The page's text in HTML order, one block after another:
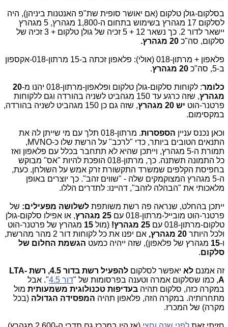
בסלקום-גולן טלקום (אם יאושר סופית שת"פ האנטנות ביניהן), היה
לסלקום 17 מגהרץ בשימוש בתחום ה-1,800 מגהרץ, 5 מגהרץ
יישאר לדור 2. כך נשאר 12 + 5 זכיה של גולן טלקום + 3 זכיה של
סלקום, סה"כ 20 מגהרץ .
פלאפון + מרתון-018 (אולי): פלאפון זכתה ב-15 מרתון-018-אקספון
ב-5, סה"כ
20 מגהרץ .
כלומר: לקוחות סלקום-גולן טלקום ופלאפון-מרתון-018 יהנו מ-
20
מגהרץ
, שזה כרגע עד 150 מגהביט לשניה בהורדה וגם ללקוחות
פרטנר-הוט יש 20 מגהרץ
, שזה גם כן 150 מגהביט לשניה בהורדה,
במקסימום.
וכאן נכנס עניין הספסרות
. מרתון-018 תלך עם מי שייתן לה את
התנאים הטובים ביותר, כדי "לרכב" על הרשת שלו כ-MVNO,
תמורת ה-5 מגהרץ, וייתכן שהיא לא תתחבר בכלל
עם פלאפון ואז
כל התמונה תשתנה. כך, מרתון-018 הופכת להיות "אס" מבוקש
בחפיסת הקלפים שמשרד התקשורת זרק אמש על השולחן. כעת,
ה-5 מגהרץ המצוקמקים שלה - "שווים זהב". כך יוצרים באופן
מלאכותי את "הבהלה לזהב", דהיינו: לתדרים הללו.
ייתכן בהחלט, שנראה פה רשת משותפת לשלושה מפעילים: של
פרטנר-הוט מובייל-מרתון-018 עם
25 מגהרץ
, או אפילו סלקום-גולן
טלקום-מרתון-018 עם
25 מגהרץ! (מול 15 מגהרץ של פרטנר-הוט
ולכל היותר 20 מגהרץ,
אם יפנו את כל לקוחות דור 2 מהר מהרשת,
ו-15 מגהרץ של פלאפון), שזה ייהיה כמעט הגשמת החלום של
סלקום.
זה אמנם לא יאפשר לסלקום להפעיל רשת בדור 4.5, רשת
LTA-
A
, כמו שסלקום אמרה וטענה בפרסומות של "דור 4.5 ". אבל
במקרה כזה, סלקום תהיה בעדיפות טכנולוגית משמעותית מול
מתחרותיה. במקרה הזה, פלאפון תהיה המפסידה הגדולה (בכל
מקרה) של המכרז.